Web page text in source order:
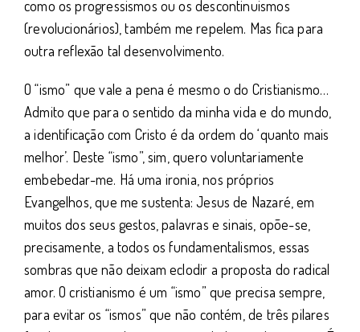
como os progressismos ou os descontinuismos
(revolucionários), também me repelem. Mas fica para
outra reflexão tal desenvolvimento.
O “ismo” que vale a pena é mesmo o do Cristianismo…
Admito que para o sentido da minha vida e do mundo,
a identificação com Cristo é da ordem do ‘quanto mais
melhor’. Deste “ismo”, sim, quero voluntariamente
embebedar-me. Há uma ironia, nos próprios
Evangelhos, que me sustenta: Jesus de Nazaré, em
muitos dos seus gestos, palavras e sinais, opõe-se,
precisamente, a todos os fundamentalismos, essas
sombras que não deixam eclodir a proposta do radical
amor. O cristianismo é um “ismo” que precisa sempre,
para evitar os “ismos” que não contém, de três pilares